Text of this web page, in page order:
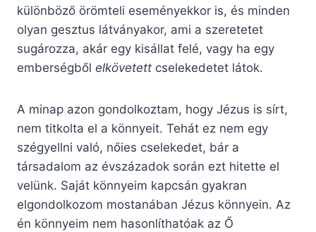
különböző örömteli eseményekkor is, és minden
olyan gesztus látványakor, ami a szeretetet
sugározza, akár egy kisállat felé, vagy ha egy
emberségből elkövetett cselekedetet látok.
A minap azon gondolkoztam, hogy Jézus is sírt,
nem titkolta el a könnyeit. Tehát ez nem egy
szégyellni való, nőies cselekedet, bár a
társadalom az évszázadok során ezt hitette el
velünk. Saját könnyeim kapcsán gyakran
elgondolkozom mostanában Jézus könnyein. Az
én könnyeim nem hasonlíthatóak az Ő